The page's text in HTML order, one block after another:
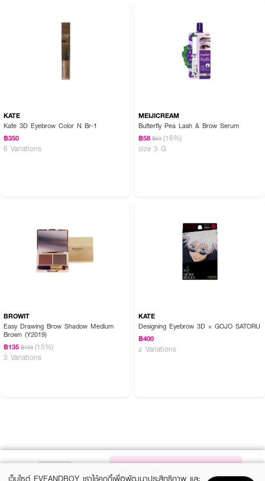
KATE
Kate 3D Eyebrow Color N Br-1
฿350
6 Variations
MEIJICREAM
Butterfly Pea Lash & Brow Serum
฿58 ฿69 (16%)
size 3 G
BROWIT
Easy Drawing Brow Shadow Medium
Brown (Y2019)
฿135 ฿159 (15%)
3 Variations
KATE
Designing Eyebrow 3D × GOJO SATORU
฿400
2 Variations
เว็บไซต์ EVEANDBOY เราใช้คุกกี้เพื่อพัฒนาประสิทธิภาพ และ